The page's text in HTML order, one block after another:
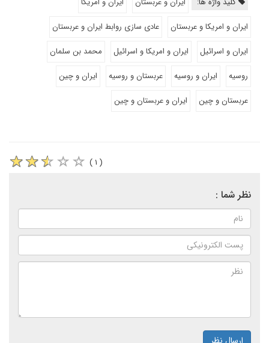
ایران و امریکا و عربستان
عادی سازی روابط ایران و عربستان
ایران و اسرائیل
ایران و امریکا و اسرائیل
محمد بن سلمان
روسیه
ایران و روسیه عربستان و روسیه
ایران و چین
عربستان و چین
ایران و عربستان و چین
( ۱ )
نظر شما :